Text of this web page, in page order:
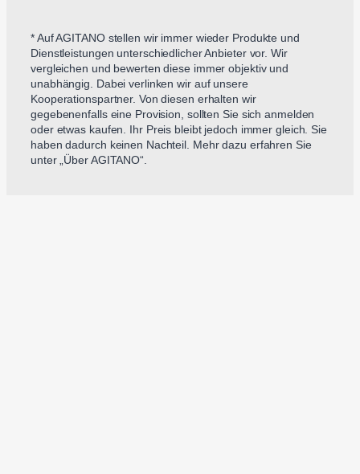
* Auf AGITANO stellen wir immer wieder Produkte und
Dienstleistungen unterschiedlicher Anbieter vor. Wir
vergleichen und bewerten diese immer objektiv und
unabhängig. Dabei verlinken wir auf unsere
Kooperationspartner. Von diesen erhalten wir
gegebenenfalls eine Provision, sollten Sie sich anmelden
oder etwas kaufen. Ihr Preis bleibt jedoch immer gleich. Sie
haben dadurch keinen Nachteil. Mehr dazu erfahren Sie
unter „Über AGITANO“.